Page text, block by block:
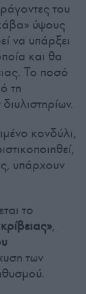
του
ύψους
να υπάρξει
και θα
Το ποσό
τη
κονδύλι,
υπάρχουν
το
,
των